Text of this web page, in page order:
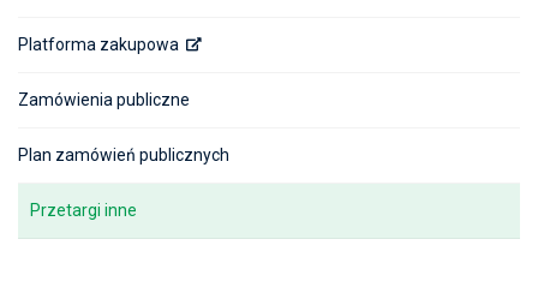
Platforma zakupowa
Zamówienia publiczne
Plan zamówień publicznych
Przetargi inne